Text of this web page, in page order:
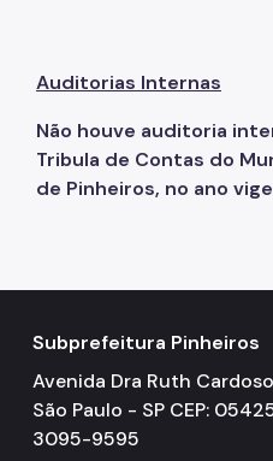
Auditorias Internas
Não houve auditoria
Tribula de Contas do
de Pinheiros, no ano
Subprefeitura Pinheiros
Avenida Dra Ruth
São Paulo - SP CEP:
3095-9595